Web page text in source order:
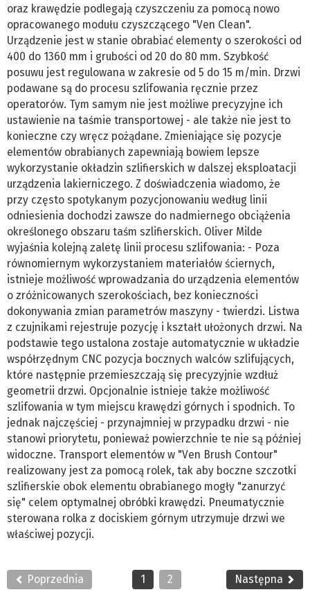
oraz krawędzie podlegają czyszczeniu za pomocą nowo
opracowanego modułu czyszczącego "Ven Clean".
Urządzenie jest w stanie obrabiać elementy o szerokości od
400 do 1360 mm i grubości od 20 do 80 mm. Szybkość
posuwu jest regulowana w zakresie od 5 do 15 m/min. Drzwi
podawane są do procesu szlifowania ręcznie przez
operatorów. Tym samym nie jest możliwe precyzyjne ich
ustawienie na taśmie transportowej - ale także nie jest to
konieczne czy wręcz pożądane. Zmieniające się pozycje
elementów obrabianych zapewniają bowiem lepsze
wykorzystanie okładzin szlifierskich w dalszej eksploatacji
urządzenia lakierniczego. Z doświadczenia wiadomo, że
przy często spotykanym pozycjonowaniu według linii
odniesienia dochodzi zawsze do nadmiernego obciążenia
określonego obszaru taśm szlifierskich. Oliver Milde
wyjaśnia kolejną zaletę linii procesu szlifowania: - Poza
równomiernym wykorzystaniem materiałów ściernych,
istnieje możliwość wprowadzania do urządzenia elementów
o zróżnicowanych szerokościach, bez konieczności
dokonywania zmian parametrów maszyny - twierdzi. Listwa
z czujnikami rejestruje pozycję i kształt ułożonych drzwi. Na
podstawie tego ustalona zostaje automatycznie w układzie
współrzędnym CNC pozycja bocznych walców szlifujących,
które następnie przemieszczają się precyzyjnie wzdłuż
geometrii drzwi. Opcjonalnie istnieje także możliwość
szlifowania w tym miejscu krawędzi górnych i spodnich. To
jednak najczęściej - przynajmniej w przypadku drzwi - nie
stanowi priorytetu, ponieważ powierzchnie te nie są później
widoczne. Transport elementów w "Ven Brush Contour"
realizowany jest za pomocą rolek, tak aby boczne szczotki
szlifierskie obok elementu obrabianego mogły "zanurzyć
się" celem optymalnej obróbki krawędzi. Pneumatycznie
sterowana rolka z dociskiem górnym utrzymuje drzwi we
właściwej pozycji.
Poprzednia 1 2 Następna